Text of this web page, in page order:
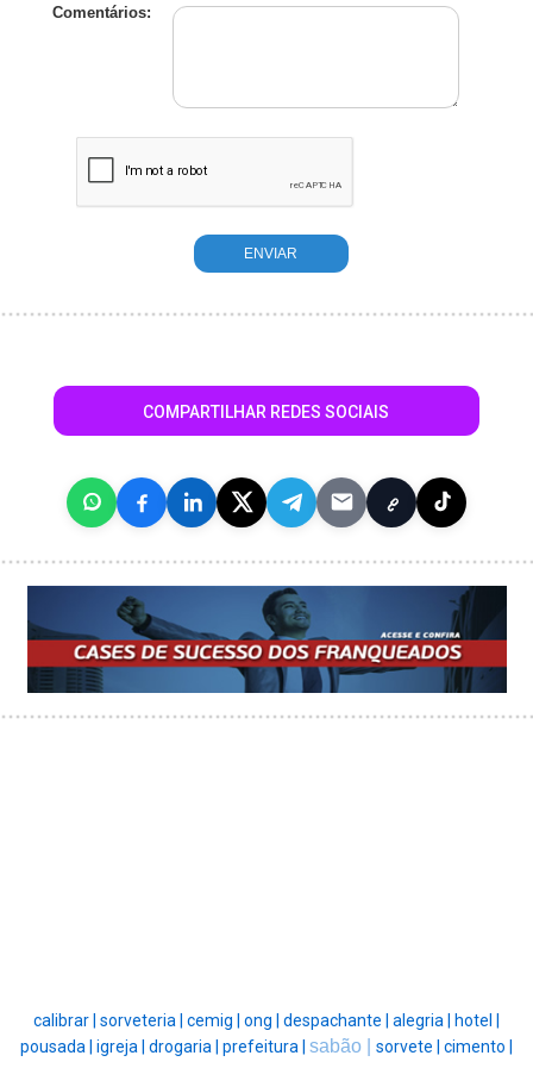
Comentários:
COMPARTILHAR REDES SOCIAIS
calibrar | sorveteria | cemig | ong | despachante | alegria |
hotel |
pousada | igreja | drogaria | prefeitura | sabão | sorvete | cimento |